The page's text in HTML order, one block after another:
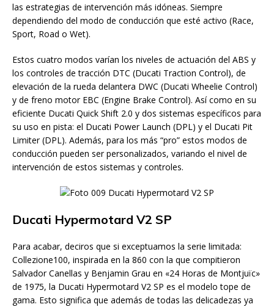
las estrategias de intervención más idóneas. Siempre
dependiendo del modo de conducción que esté activo (Race,
Sport, Road o Wet).
Estos cuatro modos varían los niveles de actuación del ABS y
los controles de tracción DTC (Ducati Traction Control), de
elevación de la rueda delantera DWC (Ducati Wheelie Control)
y de freno motor EBC (Engine Brake Control). Así como en su
eficiente Ducati Quick Shift 2.0 y dos sistemas específicos para
su uso en pista: el Ducati Power Launch (DPL) y el Ducati Pit
Limiter (DPL). Además, para los más “pro” estos modos de
conducción pueden ser personalizados, variando el nivel de
intervención de estos sistemas y controles.
Ducati Hypermotard V2 SP
Para acabar, deciros que si exceptuamos la serie limitada:
Collezione100, inspirada en la 860 con la que compitieron
Salvador Canellas y Benjamin Grau en «24 Horas de Montjuïc»
de 1975, la Ducati Hypermotard V2 SP es el modelo tope de
gama. Esto significa que además de todas las delicadezas ya